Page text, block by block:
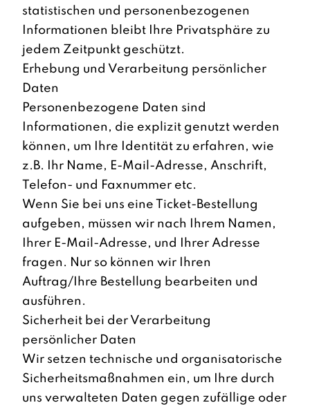
statistischen und personenbezogenen
Informationen bleibt Ihre Privatsphäre zu
jedem Zeitpunkt geschützt.
Erhebung und Verarbeitung persönlicher
Daten
Personenbezogene Daten sind
Informationen, die explizit genutzt werden
können, um Ihre Identität zu erfahren, wie
z.B. Ihr Name, E-Mail-Adresse, Anschrift,
Telefon- und Faxnummer etc.
Wenn Sie bei uns eine Ticket-Bestellung
aufgeben, müssen wir nach Ihrem Namen,
Ihrer E-Mail-Adresse, und Ihrer Adresse
fragen. Nur so können wir Ihren
Auftrag/Ihre Bestellung bearbeiten und
ausführen.
Sicherheit bei der Verarbeitung
persönlicher Daten
Wir setzen technische und organisatorische
Sicherheitsmaßnahmen ein, um Ihre durch
uns verwalteten Daten gegen zufällige oder